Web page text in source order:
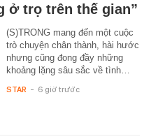
ở trọ trên thế gian”
(S)TRONG mang đến một cuộc
trò chuyện chân thành, hài hước
nhưng cũng đong đầy những
khoảng lặng sâu sắc về tình…
STAR - 6 giờ trước